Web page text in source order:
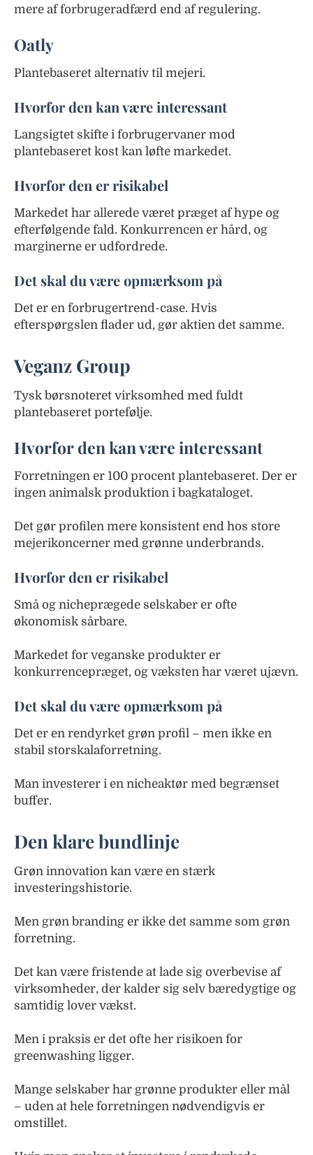
mere af forbrugeradfærd end af regulering.
Oatly
Plantebaseret alternativ til mejeri.
Hvorfor den kan være interessant
Langsigtet skifte i forbrugervaner mod
plantebaseret kost kan løfte markedet.
Hvorfor den er risikabel
Markedet har allerede været præget af hype og
efterfølgende fald. Konkurrencen er hård, og
marginerne er udfordrede.
Det skal du være opmærksom på
Det er en forbrugertrend-case. Hvis
efterspørgslen flader ud, gør aktien det samme.
Veganz Group
Tysk børsnoteret virksomhed med fuldt
plantebaseret portefølje.
Hvorfor den kan være interessant
Forretningen er 100 procent plantebaseret. Der er
ingen animalsk produktion i bagkataloget.
Det gør profilen mere konsistent end hos store
mejerikoncerner med grønne underbrands.
Hvorfor den er risikabel
Små og nicheprægede selskaber er ofte
økonomisk sårbare.
Markedet for veganske produkter er
konkurrencepræget, og væksten har været ujævn.
Det skal du være opmærksom på
Det er en rendyrket grøn profil – men ikke en
stabil storskalaforretning.
Man investerer i en nicheaktør med begrænset
buffer.
Den klare bundlinje
Grøn innovation kan være en stærk
investeringshistorie.
Men grøn branding er ikke det samme som grøn
forretning.
Det kan være fristende at lade sig overbevise af
virksomheder, der kalder sig selv bæredygtige og
samtidig lover vækst.
Men i praksis er det ofte her risikoen for
greenwashing ligger.
Mange selskaber har grønne produkter eller mål
– uden at hele forretningen nødvendigvis er
omstillet.